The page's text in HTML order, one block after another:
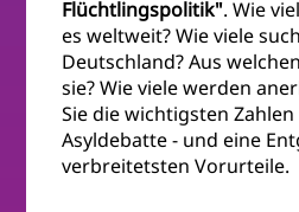
Flüchtlingspolitik". Wie
es weltweit? Wie viele
Deutschland? Aus
sie? Wie viele werden
Sie die wichtigsten
Asyldebatte - und eine
verbreitetsten Vorurteile.